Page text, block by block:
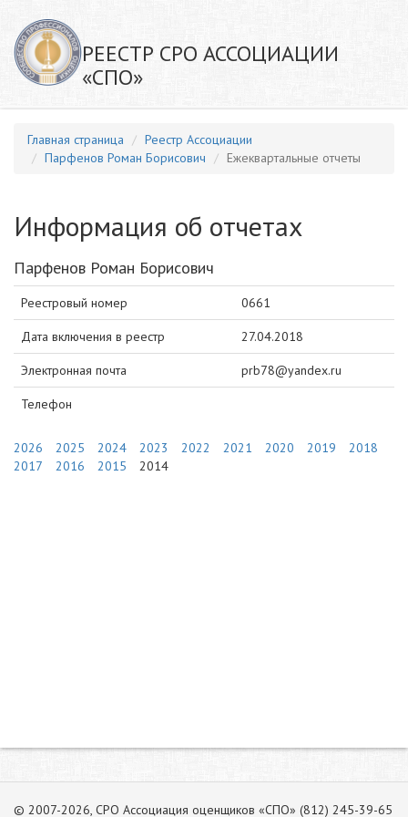
РЕЕСТР СРО АССОЦИАЦИИ
«СПО»
Главная страница
Реестр Ассоциации
Парфенов Роман Борисович
Ежеквартальные отчеты
Информация об отчетах
Парфенов Роман Борисович
Реестровый номер 0661
Дата включения в реестр 27.04.2018
Электронная почта prb78@yandex.ru
Телефон
2026 2025 2024 2023 2022 2021 2020 2019
2018
2017
2016 2015 2014
© 2007-2026, СРО Ассоциация оценщиков «СПО» (812) 245-39-65